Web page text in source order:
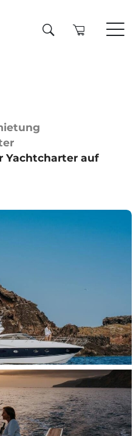
Yachtcharter auf